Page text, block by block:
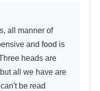
and food is
heads are
all we have are
be read